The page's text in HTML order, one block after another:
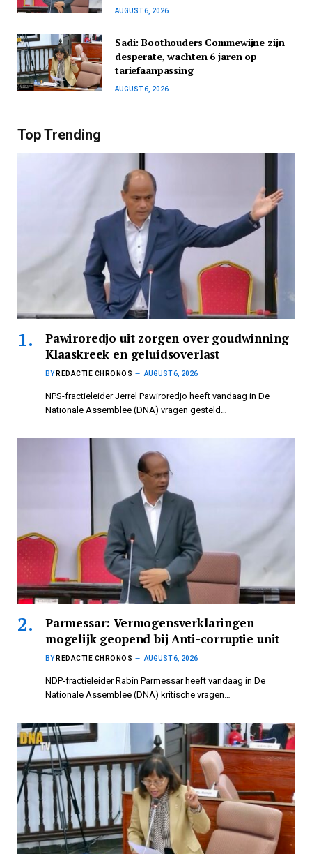
AUGUST 6, 2026
Sadi: Boothouders Commewijne zijn
desperate, wachten 6 jaren op
tariefaanpassing
AUGUST 6, 2026
Top Trending
Pawiroredjo uit zorgen over goudwinning
Klaaskreek en geluidsoverlast
BY REDACTIE CHRONOS AUGUST 6, 2026
NPS-fractieleider Jerrel Pawiroredjo heeft vandaag in De
Nationale Assemblee (DNA) vragen gesteld…
Parmessar: Vermogensverklaringen
mogelijk geopend bij Anti-corruptie unit
BY REDACTIE CHRONOS AUGUST 6, 2026
NDP-fractieleider Rabin Parmessar heeft vandaag in De
Nationale Assemblee (DNA) kritische vragen…